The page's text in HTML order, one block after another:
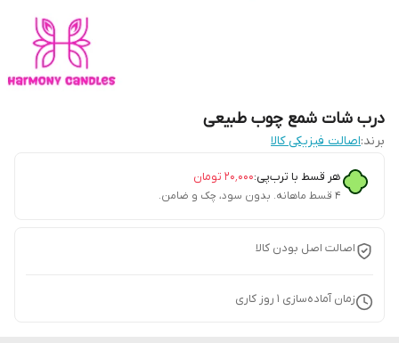
درب شات شمع چوب طبیعی
برند:اصالت فیزیکی کالا
هر قسط با ترب‌پی:۲۰٬۰۰۰ تومان
۴ قسط ماهانه. بدون سود، چک و ضامن.
اصالت اصل بودن کالا
زمان آماده‌سازی 1 روز کاری